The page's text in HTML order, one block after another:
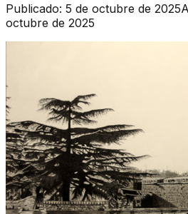
Publicado: 5 de octubre de 2025
octubre de 2025